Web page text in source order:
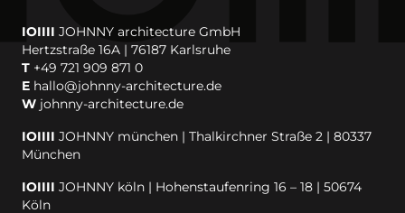
IOIIII JOHNNY architecture GmbH
Hertzstraße 16A | 76187 Karlsruhe
T +49 721 909 871 0
E hallo@johnny-architecture.de
W johnny-architecture.de
IOIIII JOHNNY münchen | Thalkirchner Straße 2 | 80337
München
IOIIII JOHNNY köln | Hohenstaufenring 16 – 18 | 50674
Köln